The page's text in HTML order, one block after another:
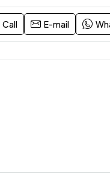
Call E-mail